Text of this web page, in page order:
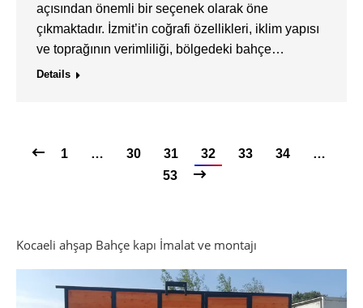
açısından önemli bir seçenek olarak öne
çıkmaktadır. İzmit’in coğrafi özellikleri, iklim yapısı
ve toprağının verimliliği, bölgedeki bahçe…
Details
1 … 30 31 32 33 34
…
53
Kocaeli ahşap Bahçe kapı İmalat ve montajı